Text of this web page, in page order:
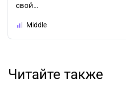
свой…
Middle
Читайте также